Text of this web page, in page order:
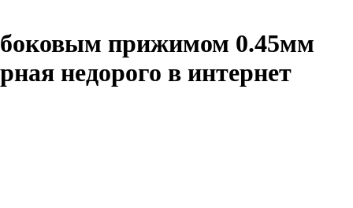
прижимом 0.45мм
недорого в интернет